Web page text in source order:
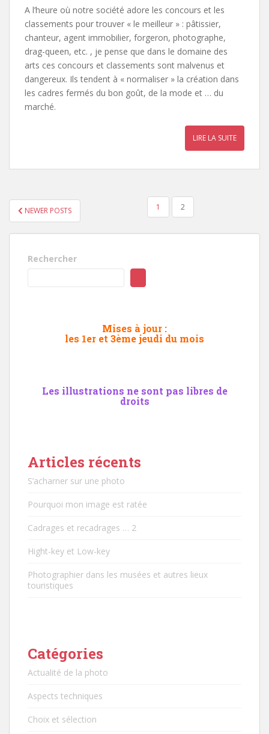
A l’heure où notre société adore les concours et les
classements pour trouver « le meilleur » : pâtissier,
chanteur, agent immobilier, forgeron, photographe,
drag-queen, etc. , je pense que dans le domaine des
arts ces concours et classements sont malvenus et
dangereux. Ils tendent à « normaliser » la création dans
les cadres fermés du bon goût, de la mode et … du
marché.
LIRE LA SUITE
PAGINATION
DES
PUBLICATIONS
NEWER POSTS 1 2
Rechercher
Mises à jour :
les 1er et 3ème jeudi du mois
Les illustrations ne sont pas libres de
droits
Articles récents
S’acharner sur une photo
Pourquoi mon image est ratée
Cadrages et recadrages … 2
Hight-key et Low-key
Photographier dans les musées et autres lieux
touristiques
Catégories
Actualité de la photo
Aspects techniques
Choix et sélection